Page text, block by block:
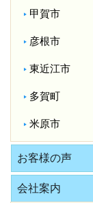
甲賀市
彦根市
東近江市
多賀町
米原市
お客様の声
会社案内